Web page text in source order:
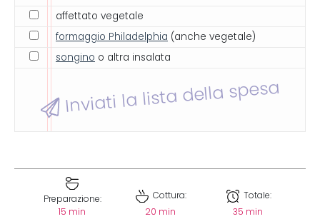
affettato vegetale
formaggio Philadelphia (anche vegetale)
songino o altra insalata
Inviati la lista della spesa
Preparazione:
15 min
Cottura:
20 min
Totale:
35 min